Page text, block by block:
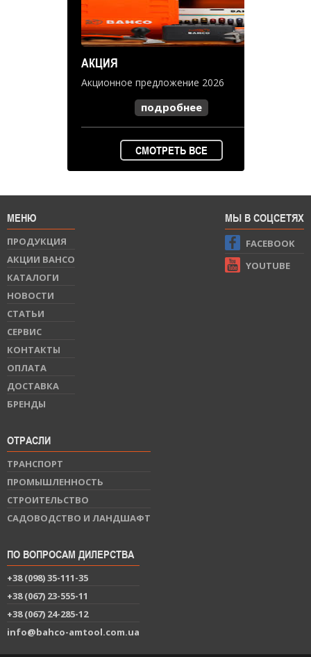
АКЦИЯ
Акционное предложение 2026
подробнее
СМОТРЕТЬ ВСЕ
МЕНЮ
ПРОДУКЦИЯ
АКЦИИ BAHCO
КАТАЛОГИ
НОВОСТИ
СТАТЬИ
СЕРВИС
КОНТАКТЫ
ОПЛАТА
ДОСТАВКА
БРЕНДЫ
ОТРАСЛИ
ТРАНСПОРТ
ПРОМЫШЛЕННОСТЬ
СТРОИТЕЛЬСТВО
САДОВОДСТВО И ЛАНДШАФТ
ПО ВОПРОСАМ ДИЛЕРСТВА
+38 (098) 35-111-35
+38 (067) 23-555-11
+38 (067) 24-285-12
info@bahco-amtool.com.ua
МЫ В СОЦСЕТЯХ
FACEBOOK
YOUTUBE